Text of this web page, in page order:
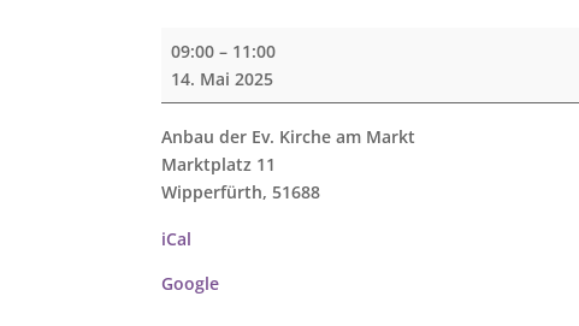
Bibelfrühstück
09:00 – 11:00
14. Mai 2025
Anbau der Ev. Kirche am Markt
Marktplatz 11
Wipperfürth,51688
iCal
Google